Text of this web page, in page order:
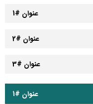
عنوان #1
عنوان #2
عنوان #3
عنوان #1